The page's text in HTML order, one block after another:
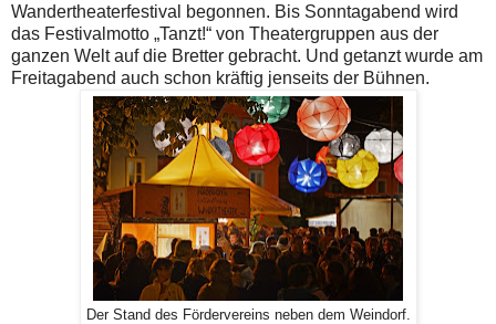
Wandertheaterfestival begonnen. Bis Sonntagabend wird
das Festivalmotto „Tanzt!“ von Theatergruppen aus der
ganzen Welt auf die Bretter gebracht. Und getanzt wurde am
Freitagabend auch schon kräftig jenseits der Bühnen.
Der Stand des Fördervereins neben dem Weindorf.